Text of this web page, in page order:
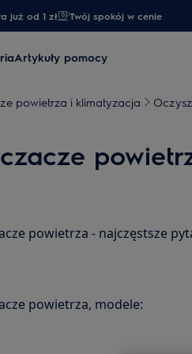
już od 1 zł​ Twój spokój w cenie
Artykuły pomocy
powietrza i klimatyzacja
powietrza - najczęstsze
powietrza, modele: